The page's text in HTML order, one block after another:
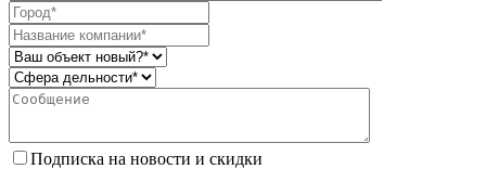
Подписка на новости и скидки